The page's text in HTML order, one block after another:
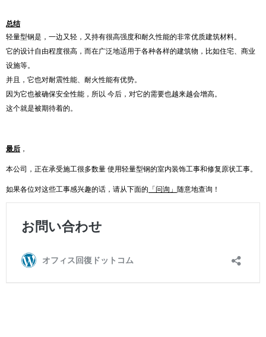
总结
轻量型钢是，一边又轻，又持有很高强度和耐久性能的非常优质建筑材料。
它的设计自由程度很高，而在广泛地适用于各种各样的建筑物，比如住宅、商业
设施等。
并且，它也对耐震性能、耐火性能有优势。
因为它也被确保安全性能，所以 今后，对它的需要也越来越会增高。
这个就是被期待着的。
最后 ，
本公司，正在承受施工很多数量 使用轻量型钢的室内装饰工事和修复原状工事。
如果各位对这些工事感兴趣的话，请从下面的 「 问询 」 随意地查询！